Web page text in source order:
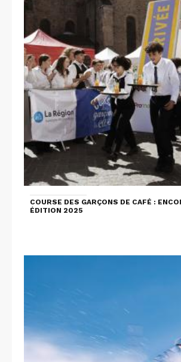
COURSE DES GARÇONS DE CAFÉ :
ÉDITION 2025